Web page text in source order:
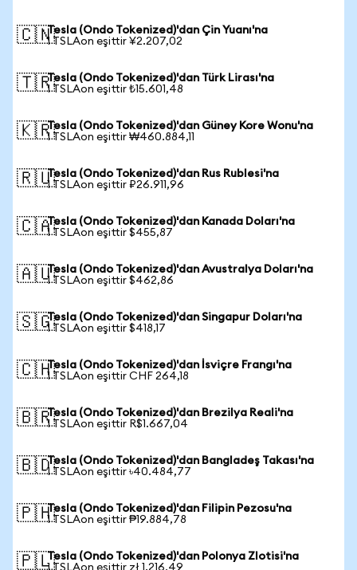
🇨🇳Tesla (Ondo Tokenized)'dan Çin Yuanı'na
1 TSLAon eşittir ¥2.207,02
🇹🇷Tesla (Ondo Tokenized)'dan Türk Lirası'na
1 TSLAon eşittir ₺15.601,48
🇰🇷Tesla (Ondo Tokenized)'dan Güney Kore Wonu'na
1 TSLAon eşittir ₩460.884,11
🇷🇺Tesla (Ondo Tokenized)'dan Rus Rublesi'na
1 TSLAon eşittir ₽26.911,96
🇨🇦Tesla (Ondo Tokenized)'dan Kanada Doları'na
1 TSLAon eşittir $455,87
🇦🇺Tesla (Ondo Tokenized)'dan Avustralya Doları'na
1 TSLAon eşittir $462,86
🇸🇬Tesla (Ondo Tokenized)'dan Singapur Doları'na
1 TSLAon eşittir $418,17
🇨🇭Tesla (Ondo Tokenized)'dan İsviçre Frangı'na
1 TSLAon eşittir CHF 264,18
🇧🇷Tesla (Ondo Tokenized)'dan Brezilya Reali'na
1 TSLAon eşittir R$1.667,04
🇧🇩Tesla (Ondo Tokenized)'dan Bangladeş Takası'na
1 TSLAon eşittir ৳40.484,77
🇵🇭Tesla (Ondo Tokenized)'dan Filipin Pezosu'na
1 TSLAon eşittir ₱19.884,78
🇵🇱Tesla (Ondo Tokenized)'dan Polonya Zlotisi'na
1 TSLAon eşittir zł 1.216,49